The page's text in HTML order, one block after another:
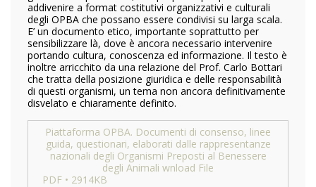
addivenire a format costitutivi organizzativi e culturali
degli OPBA che possano essere condivisi su larga scala.
E’ un documento etico, importante soprattutto per
sensibilizzare là, dove è ancora necessario intervenire
portando cultura, conoscenza ed informazione. Il testo è
inoltre arricchito da una relazione del Prof. Carlo Bottari
che tratta della posizione giuridica e delle responsabilità
di questi organismi, un tema non ancora definitivamente
disvelato e chiaramente definito.
Piattaforma OPBA. Documenti di consenso, linee
guida, questionari, elaborati dalle rappresentanze
nazionali degli Organismi Preposti al Benessere
degli Animali wnload File
PDF • 2914KB